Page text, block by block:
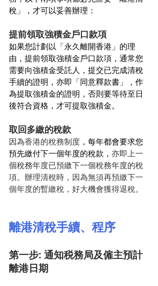
稅」，才可以妥善辦理：
提前領取強積金戶口款項
如果您計劃以「永久離開香港」的理
由，提前領取強積金戶口款項，通常您
需要向強積金受託人，提交已完成清稅
手續的證明，亦即「同意釋款書」，作
為提取強積金的證明，否則要等待至日
後符合資格，才可提取強積金。
取回多繳的稅款
因為香港的稅務制度 ，每年都會要求您
預先繳付下一個年度的稅款， 亦即上一
個稅務年度已預繳下一個稅務年度的稅
項。辦理清稅時，因為無須再預繳下一
個年度的暫繳稅，好大機會獲得退稅。
離港清稅手續、程序
第一步: 通知税務局及僱主預計
離港日期